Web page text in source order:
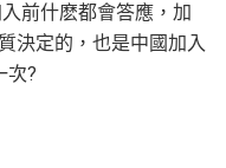
前什麽都會答應，加
決定的，也是中國加入
次?